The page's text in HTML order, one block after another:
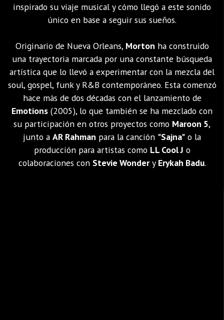
inspirado su viaje musical y cómo llegó a este sonido
único en base a seguir sus sueños.
Originario de Nueva Orleans, Morton ha construido
una trayectoria marcada por una constante búsqueda
artística que lo llevó a experimentar con la mezcla del
soul, gospel, funk y R&B contemporáneo. Esta comenzó
hace más de dos décadas con el lanzamiento de
Emotions (2005), lo que también se ha mezclado con
su participación en otros proyectos como Maroon 5,
junto a AR Rahman para la canción "Sajna" o la
producción para artistas como LL Cool J o
colaboraciones con Stevie Wondery Erykah Badu.